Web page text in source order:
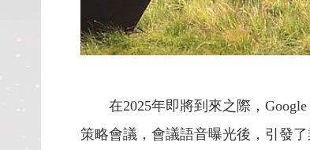
在2025年即將到來之際，Google
策略會議，會議語音曝光後，引發了